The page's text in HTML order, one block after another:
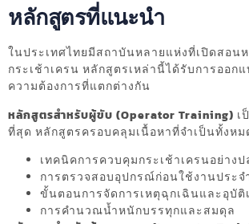
หลักสูตรที่แนะนำ
ในประเทศไทยมีสถาบันหลายแห่งที่เปิดสอน
กระเช้าเครน หลักสูตรเหล่านี้ได้รับการออก
ความต้องการที่แตกต่างกัน
หลักสูตรสำหรับผู้ขับ (Operator Training) เ
ที่สุด หลักสูตรครอบคลุมเนื้อหาที่จำเป็นทั้งหม
เทคนิคการควบคุมกระเช้าเครนอย่าง
การตรวจสอบอุปกรณ์ก่อนใช้งานประจ
ขั้นตอนการจัดการเหตุฉุกเฉินและอุบัติ
การคำนวณน้ำหนักบรรทุกและสมดุล